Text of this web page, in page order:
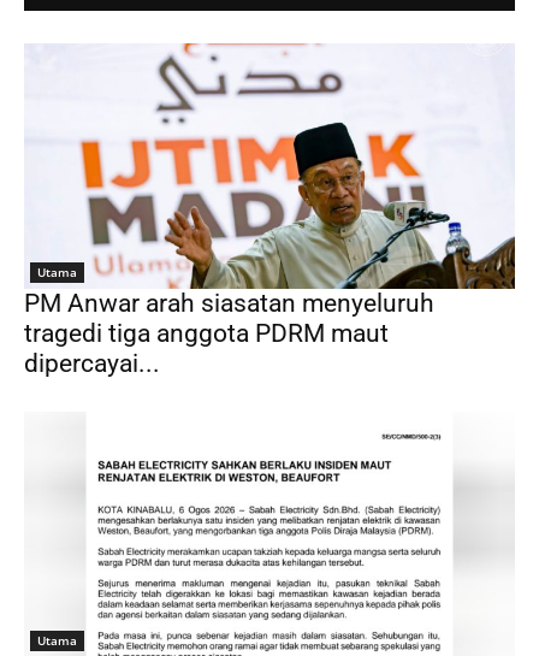
Utama
PM Anwar arah siasatan menyeluruh
tragedi tiga anggota PDRM maut
dipercayai...
Utama